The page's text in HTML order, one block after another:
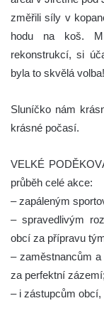
změřili síly v
hodu na koš.
rekonstrukcí, si
byla to skvělá volba!
Sluníčko nám
krásné počasí.
VELKÉ
průběh celé akce:
– zapáleným
– spravedlivým
obcí za přípravu
– zaměstnancům
za perfektní zázemí;
– i zástupcům